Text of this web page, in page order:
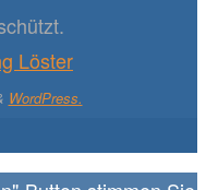
Löster
WordPress.